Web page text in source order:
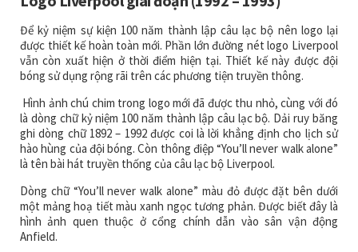
Để kỷ niệm sự kiện 100 năm thành lập câu lạc bộ nên logo lại
được thiết kế hoàn toàn mới. Phần lớn đường nét logo Liverpool
vẫn còn xuất hiện ở thời điểm hiện tại. Thiết kế này được đội
bóng sử dụng rộng rãi trên các phương tiện truyền thông.
Hình ảnh chú chim trong logo mới đã được thu nhỏ, cùng với đó
là dòng chữ kỷ niệm 100 năm thành lập câu lạc bộ. Dải ruy băng
ghi dòng chữ 1892 – 1992 được coi là lời khẳng định cho lịch sử
hào hùng của đội bóng. Còn thông điệp “You’ll never walk alone”
là tên bài hát truyền thống của câu lạc bộ Liverpool.
Dòng chữ “You’ll never walk alone” màu đỏ được đặt bên dưới
một mảng hoạ tiết màu xanh ngọc tương phản. Được biết đây là
hình ảnh quen thuộc ở cổng chính dẫn vào sân vận động
Anfield.